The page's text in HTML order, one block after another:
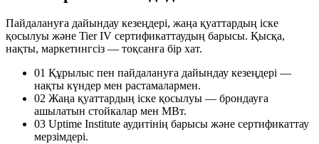
Пайдалануға дайындау кезеңдері, жаңа қуаттардың іске
қосылуы және Tier IV сертификаттаудың барысы. Қысқа,
нақты, маркетингсіз — тоқсанға бір хат.
01 Құрылыс пен пайдалануға дайындау кезеңдері —
нақты күндер мен растамалармен.
02 Жаңа қуаттардың іске қосылуы — брондауға
ашылатын стойкалар мен МВт.
03 Uptime Institute аудитінің барысы және сертификаттау
мерзімдері.